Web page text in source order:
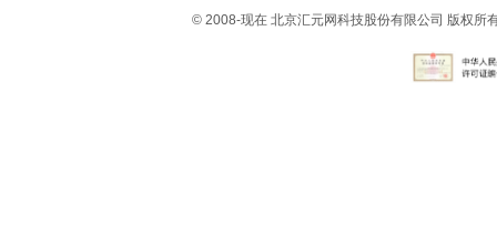
© 2008-现在 北京汇元网科技股份有限公司 版权所